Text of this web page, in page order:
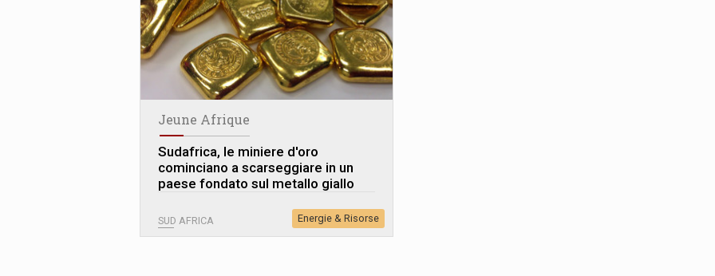
Jeune Afrique
Sudafrica, le miniere d'oro
cominciano a scarseggiare in un
paese fondato sul metallo giallo
SUD AFRICA Energie & Risorse